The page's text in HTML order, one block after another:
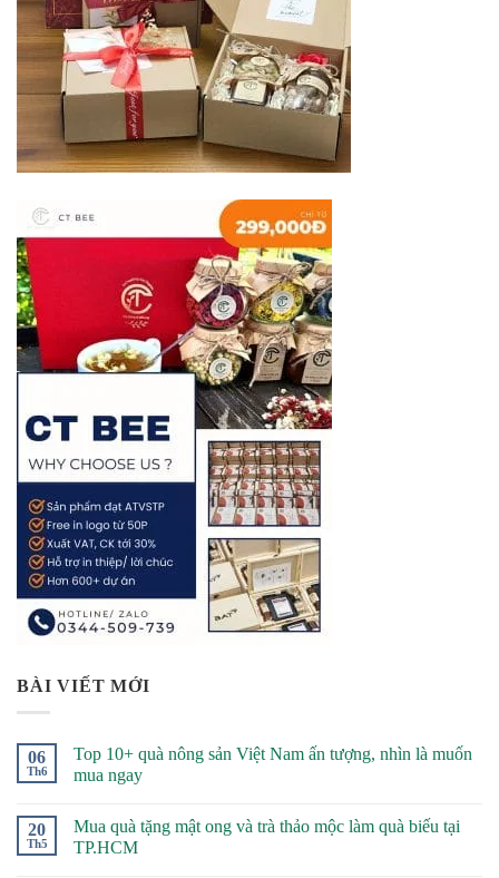
BÀI VIẾT MỚI
06
Th6
Top 10+ quà nông sản Việt Nam ấn tượng, nhìn là muốn
mua ngay
20
Th5
Mua quà tặng mật ong và trà thảo mộc làm quà biếu tại
TP.HCM